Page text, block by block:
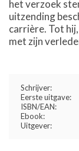
het verzoek
uitzending
carrière. Tot
met zijn
Schrijver:
Eerste uitgave:
ISBN/EAN:
Ebook:
Uitgever: